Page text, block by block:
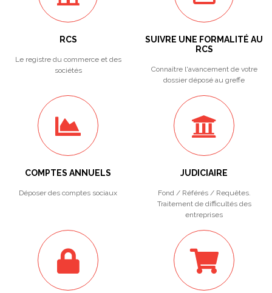
RCS
Le registre du commerce et des
sociétés
SUIVRE UNE FORMALITÉ AU
RCS
Connaître l'avancement de votre
dossier déposé au greffe
COMPTES ANNUELS
Déposer des comptes sociaux
JUDICIAIRE
Fond / Référés / Requêtes.
Traitement de difficultés des
entreprises